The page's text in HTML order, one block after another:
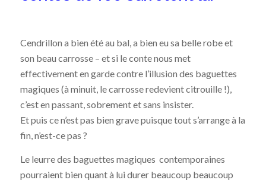
Cendrillon a bien été au bal, a bien eu sa belle robe et
son beau carrosse – et si le conte nous met
effectivement en garde contre l’illusion des baguettes
magiques (à minuit, le carrosse redevient citrouille !),
c’est en passant, sobrement et sans insister.
Et puis ce n’est pas bien grave puisque tout s’arrange à la
fin, n’est-ce pas ?
Le leurre des baguettes magiques contemporaines
pourraient bien quant à lui durer beaucoup beaucoup